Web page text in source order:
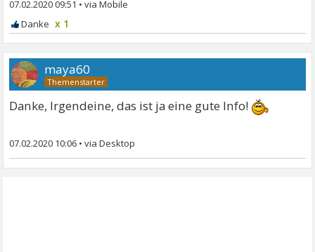
07.02.2020 09:51 •
x 1
maya60
Danke, Irgendeine, das ist ja eine gute Info!
07.02.2020 10:06 •